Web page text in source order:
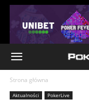
Strona główna
Aktualności PokerLive